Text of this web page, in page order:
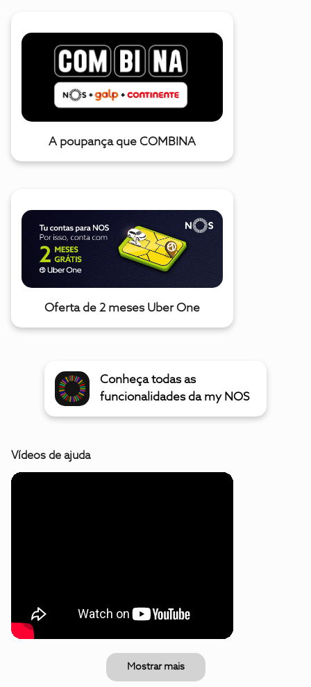
A poupança que COMBINA
Oferta de 2 meses Uber One
Conheça todas as
funcionalidades da my NOS
Vídeos de ajuda
Mostrar mais